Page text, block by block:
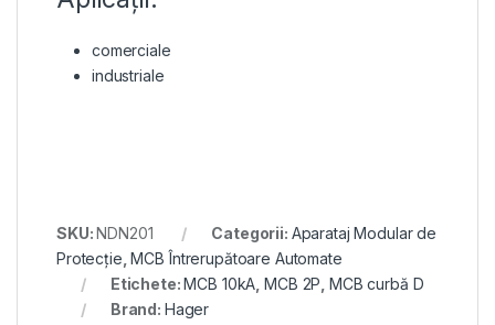
comerciale
industriale
SKU:NDN201 Categorii: Aparataj Modular de
Protecție ,MCB Întrerupătoare Automate
Etichete:MCB 10kA ,MCB 2P MCB curbă D
Brand: Hager